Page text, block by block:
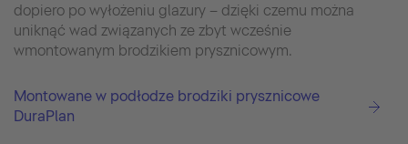
dopiero po wyłożeniu glazury – dzięki czemu można
uniknąć wad związanych ze zbyt wcześnie
wmontowanym brodzikiem prysznicowym.
Montowane w podłodze brodziki prysznicowe
DuraPlan